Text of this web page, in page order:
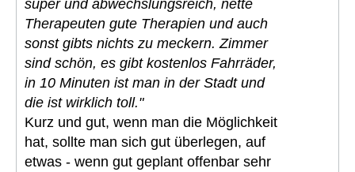
super und abwechslungsreich, nette
Therapeuten gute Therapien und auch
sonst gibts nichts zu meckern. Zimmer
sind schön, es gibt kostenlos Fahrräder,
in 10 Minuten ist man in der Stadt und
die ist wirklich toll."
Kurz und gut, wenn man die Möglichkeit
hat, sollte man sich gut überlegen, auf
etwas - wenn gut geplant offenbar sehr